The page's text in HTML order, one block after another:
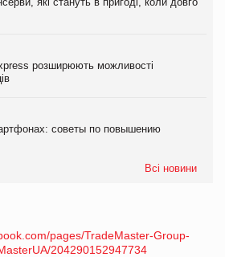
розширюють можливості
советы по повышению
Всі новини